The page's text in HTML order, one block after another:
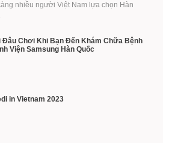
nhiều người Việt Nam lựa chọn Hàn
Đâu Chơi Khi Bạn Đến Khám Chữa Bệnh
Viện Samsung Hàn Quốc
in Vietnam 2023